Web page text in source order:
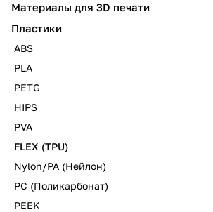
Материалы для 3D печати
Пластики
ABS
PLA
PETG
HIPS
PVA
FLEX (TPU)
Nylon/PA (Нейлон)
PC (Поликарбонат)
PEEK